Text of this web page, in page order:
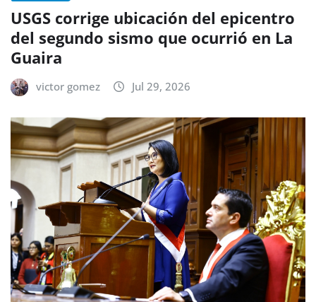
USGS corrige ubicación del epicentro
del segundo sismo que ocurrió en La
Guaira
victor gomez Jul 29, 2026